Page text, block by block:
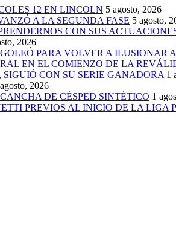
12 EN LINCOLN 5 agosto, 2026
A LA SEGUNDA FASE 5 agosto,
CON SUS
2026
PARA VOLVER A ILUSIONAR
EN EL COMIENZO DE LA
CON SU SERIE GANADORA 1
2026
DE CÉSPED SINTÉTICO 1
PREVIOS AL INICIO DE LA LIGA